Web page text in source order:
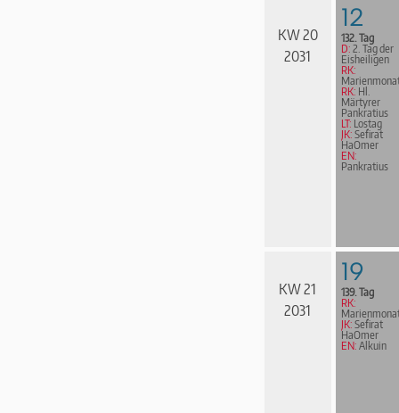
KW 20
2031
12
132. Tag
D: 2. Tag der
Eisheiligen
RK:
RK: Hl.
Märtyrer
Pankratius
LT: Lostag
JK: Sefirat
HaOmer
EN:
Pankratius
KW 21
2031
19
139. Tag
RK:
JK: Sefirat
HaOmer
EN: Alkuin